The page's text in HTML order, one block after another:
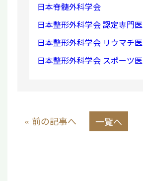
日本脊髄外科学会
日本整形外科学会 認定専門医
日本整形外科学会 リウマチ医
日本整形外科学会 スポーツ医
« 前の記事へ 一覧へ